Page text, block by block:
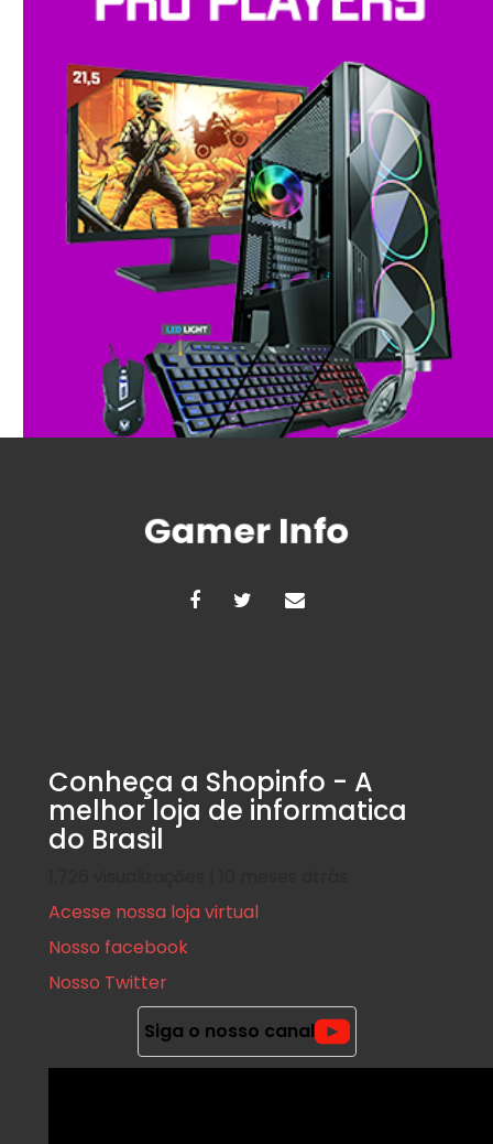
Conheça a Shopinfo - A
melhor loja de informatica
do Brasil
Acesse nossa loja virtual
Nosso facebook
Nosso Twitter
Siga o nosso canal